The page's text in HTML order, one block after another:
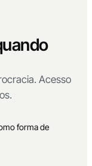
Acesso
forma de